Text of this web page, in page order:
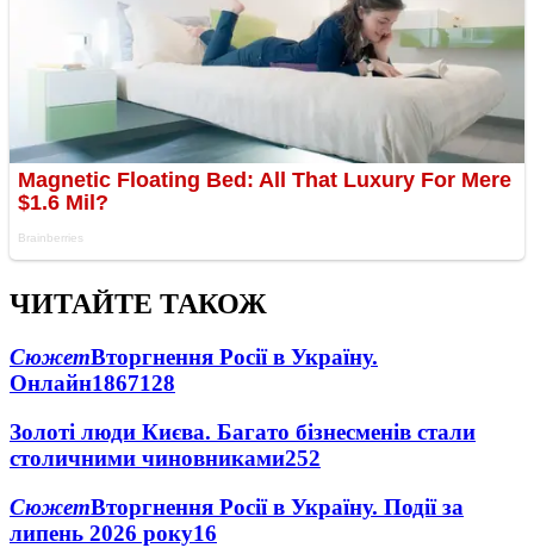
ЧИТАЙТЕ ТАКОЖ
СюжетВторгнення Росії в Україну.
Онлайн1867128
Золоті люди Києва. Багато бізнесменів стали
столичними чиновниками252
СюжетВторгнення Росії в Україну. Події за
липень 2026 року16